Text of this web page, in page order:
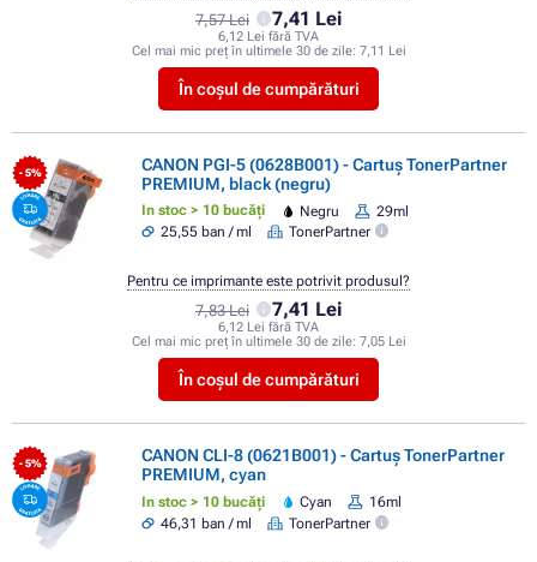
7,57 Lei 7,41 Lei
6,12 Lei fără TVA
Cel mai mic preț în ultimele 30 de zile: 7,11 Lei
În coșul de cumpărături
- 5%
CANON PGI-5 (0628B001) - Cartuș TonerPartner
PREMIUM, black (negru)
In stoc > 10 bucăți Negru
29ml
25,55 ban / ml
TonerPartner
7,83 Lei 7,41 Lei
6,12 Lei fără TVA
Cel mai mic preț în ultimele 30 de zile: 7,05 Lei
În coșul de cumpărături
Pentru ce imprimante este potrivit produsul?
- 5%
CANON CLI-8 (0621B001) - Cartuș TonerPartner
PREMIUM, cyan
In stoc > 10 bucăți Cyan
16ml
46,31 ban / ml
TonerPartner